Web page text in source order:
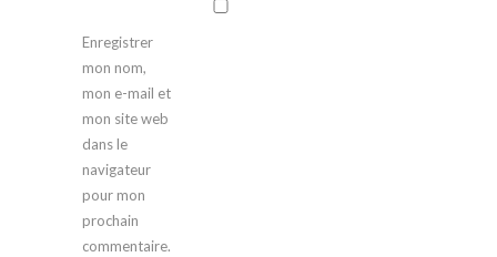
Enregistrer
mon nom,
mon e-mail et
mon site web
dans le
navigateur
pour mon
prochain
commentaire.